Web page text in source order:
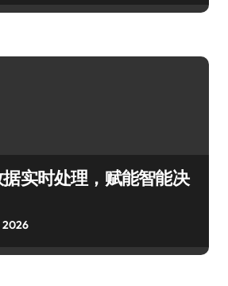
实时处理，赋能智能决
2026